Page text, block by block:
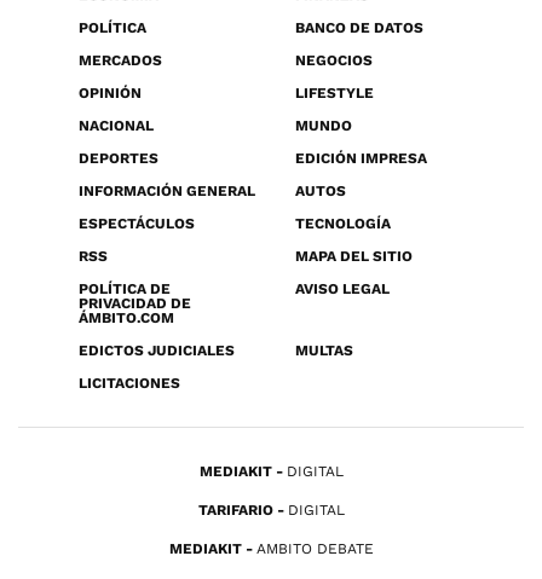
POLÍTICA
BANCO DE DATOS
MERCADOS
NEGOCIOS
OPINIÓN
LIFESTYLE
NACIONAL
MUNDO
DEPORTES
EDICIÓN IMPRESA
INFORMACIÓN GENERAL
AUTOS
ESPECTÁCULOS
TECNOLOGÍA
RSS
MAPA DEL SITIO
POLÍTICA DE
PRIVACIDAD DE
ÁMBITO.COM
AVISO LEGAL
EDICTOS JUDICIALES
MULTAS
LICITACIONES
MEDIAKIT DIGITAL
TARIFARIO DIGITAL
MEDIAKIT AMBITO DEBATE